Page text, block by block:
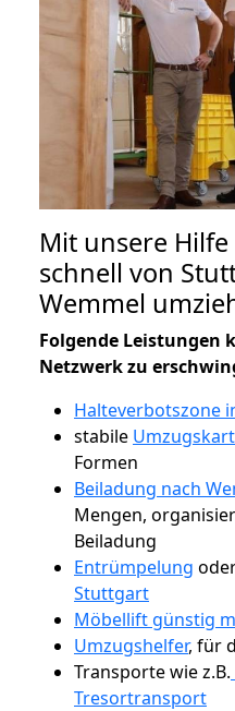
Mit unsere
schnell von
Wemmel
Folgende Leistungen
Netzwerk zu
Halteverbotszone
stabile
Formen
Beiladung nach
Mengen,
Beiladung
Entrümpelung
Stuttgart
Möbellift günstig
Umzugshelfer, für
Transporte wie z.B.
Tresortransport